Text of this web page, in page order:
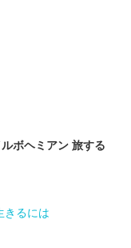
ルボヘミアン 旅する
きるには